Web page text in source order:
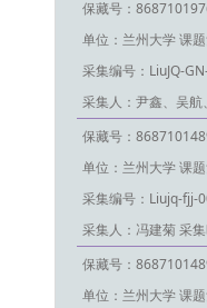
保藏号：
单位：兰州大学 课
采集编号：LiuJQ-
采集人：尹鑫、吴航
保藏号：
单位：兰州大学 课
采集编号：Liujq-fjj-
采集人：冯建菊 采
保藏号：
单位：兰州大学 课